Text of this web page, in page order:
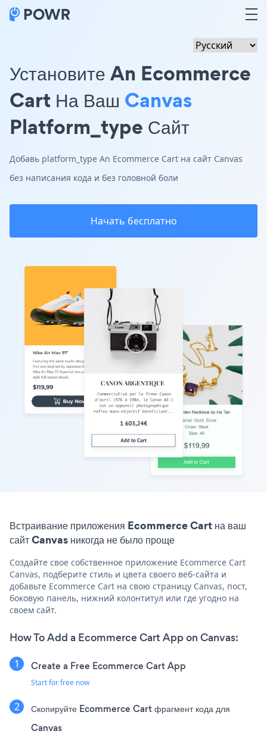
Установите An Ecommerce
Cart На Ваш Canvas
Platform_type Сайт
Добавь platform_type An Ecommerce Cart на сайт Canvas
без написания кода и без головной боли
Начать бесплатно
Встраивание приложения Ecommerce Cart на ваш
сайт Canvas никогда не было проще
Создайте свое собственное приложение Ecommerce Cart
Canvas, подберите стиль и цвета своего веб-сайта и
добавьте Ecommerce Cart на свою страницу Canvas, пост,
боковую панель, нижний колонтитул или где угодно на
своем сайт.
How To Add a Ecommerce Cart App on Canvas:
Create a Free Ecommerce Cart App
Start for free now
Скопируйте Ecommerce Cart фрагмент кода для
Canvas